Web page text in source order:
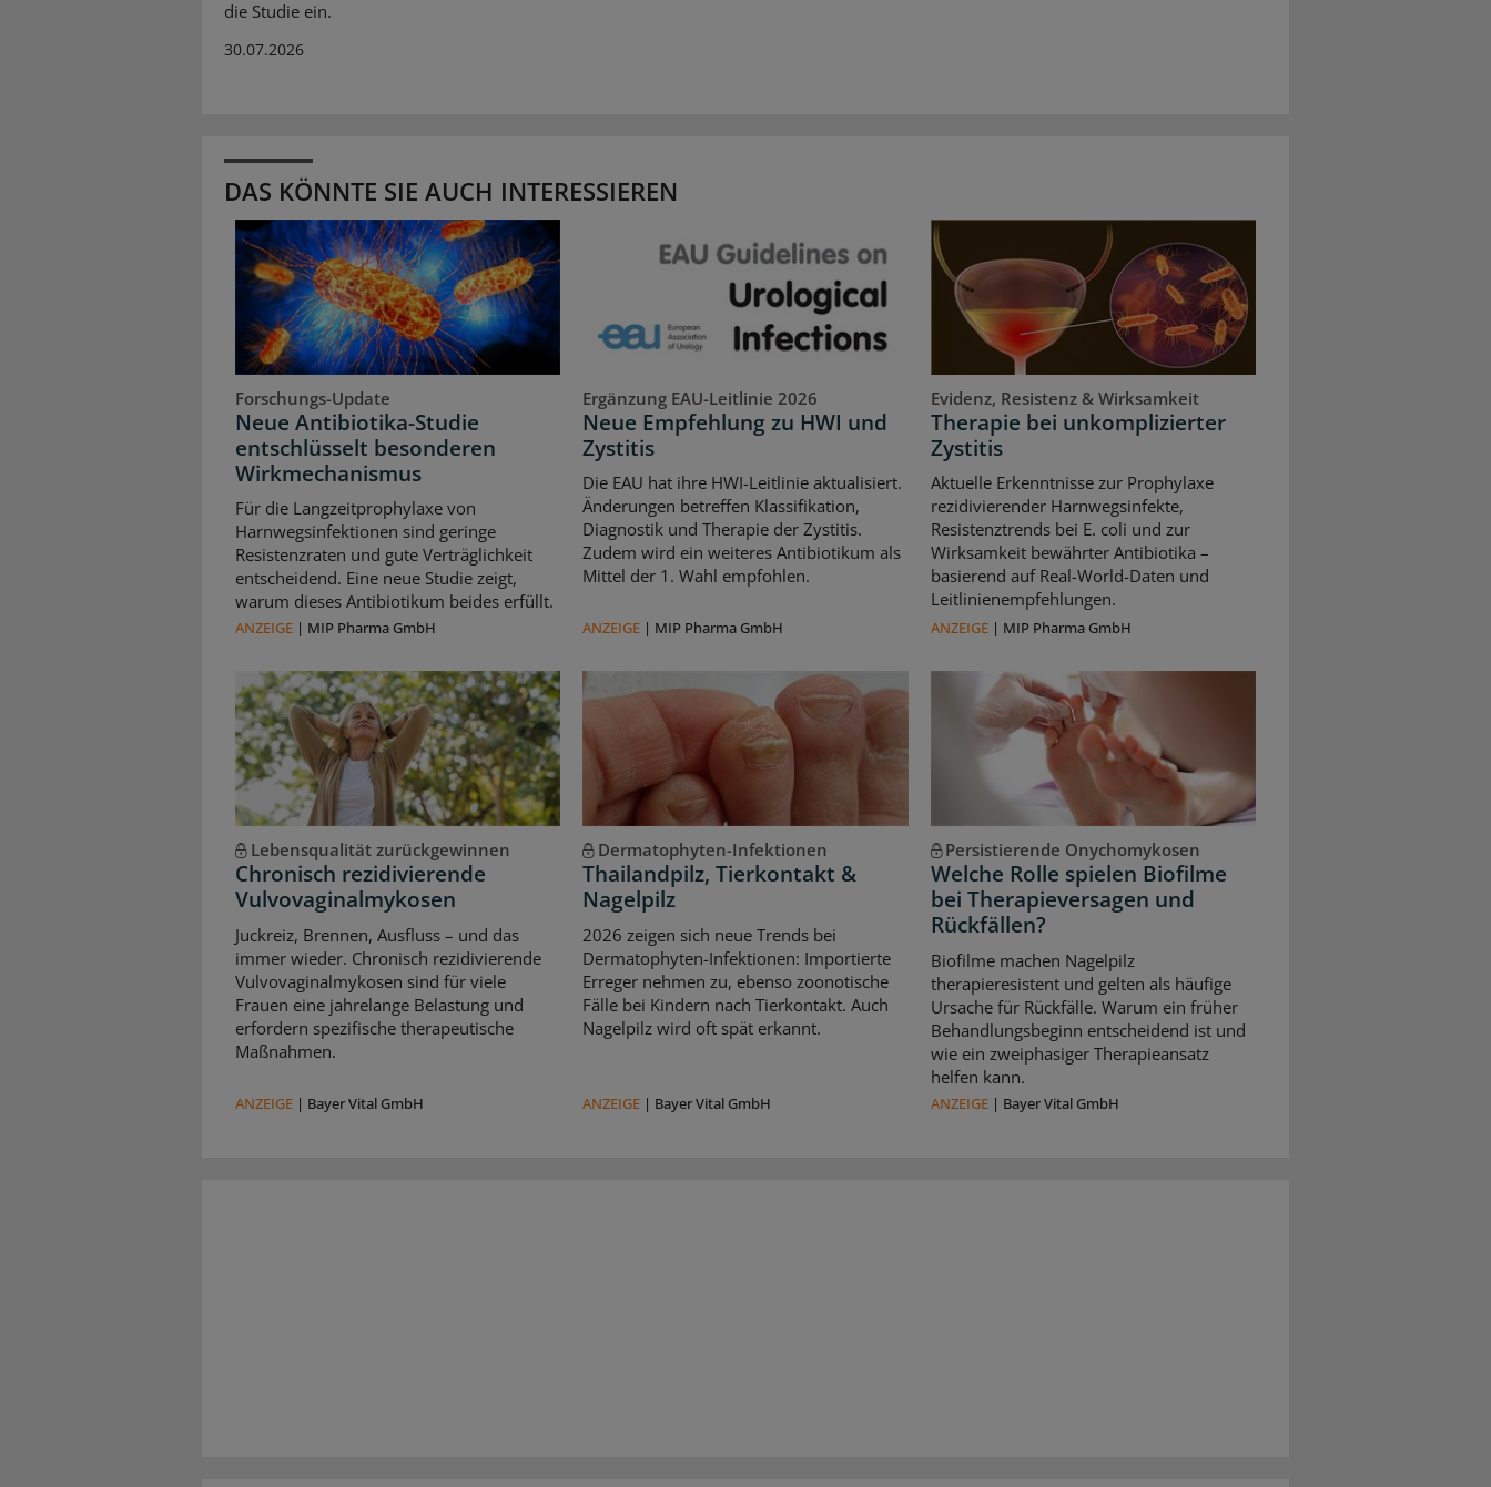
die Studie ein.
30.07.2026
DAS KÖNNTE SIE AUCH INTERESSIEREN
Forschungs-Update
Neue Antibiotika-Studie
entschlüsselt besonderen
Wirkmechanismus
Für die Langzeitprophylaxe von
Harnwegsinfektionen sind geringe
Resistenzraten und gute Verträglichkeit
entscheidend. Eine neue Studie zeigt,
warum dieses Antibiotikum beides erfüllt.
ANZEIGE | MIP Pharma GmbH
Ergänzung EAU-Leitlinie 2026
Neue Empfehlung zu HWI und
Zystitis
Die EAU hat ihre HWI-Leitlinie aktualisiert.
Änderungen betreffen Klassifikation,
Diagnostik und Therapie der Zystitis.
Zudem wird ein weiteres Antibiotikum als
Mittel der 1. Wahl empfohlen.
ANZEIGE | MIP Pharma GmbH
Evidenz, Resistenz & Wirksamkeit
Therapie bei unkomplizierter
Zystitis
Aktuelle Erkenntnisse zur Prophylaxe
rezidivierender Harnwegsinfekte,
Resistenztrends bei E. coli und zur
Wirksamkeit bewährter Antibiotika –
basierend auf Real-World-Daten und
Leitlinienempfehlungen.
ANZEIGE| MIP Pharma GmbH
Lebensqualität zurückgewinnen
Chronisch rezidivierende
Vulvovaginalmykosen
Juckreiz, Brennen, Ausfluss – und das
immer wieder. Chronisch rezidivierende
Vulvovaginalmykosen sind für viele
Frauen eine jahrelange Belastung und
erfordern spezifische therapeutische
Maßnahmen.
ANZEIGE | Bayer Vital GmbH
Dermatophyten-Infektionen
Thailandpilz, Tierkontakt &
Nagelpilz
2026 zeigen sich neue Trends bei
Dermatophyten-Infektionen: Importierte
Erreger nehmen zu, ebenso zoonotische
Fälle bei Kindern nach Tierkontakt. Auch
Nagelpilz wird oft spät erkannt.
ANZEIGE | Bayer Vital GmbH
Persistierende Onychomykosen
Welche Rolle spielen Biofilme
bei Therapieversagen und
Rückfällen?
Biofilme machen Nagelpilz
therapieresistent und gelten als häufige
Ursache für Rückfälle. Warum ein früher
Behandlungsbeginn entscheidend ist und
wie ein zweiphasiger Therapieansatz
helfen kann.
ANZEIGE| Bayer Vital GmbH